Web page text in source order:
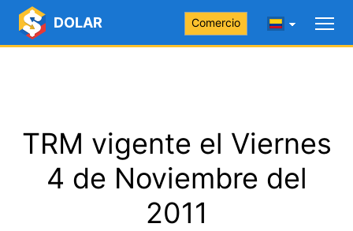
DOLAR Comercio
TRM vigente el Viernes
4 de Noviembre del
2011